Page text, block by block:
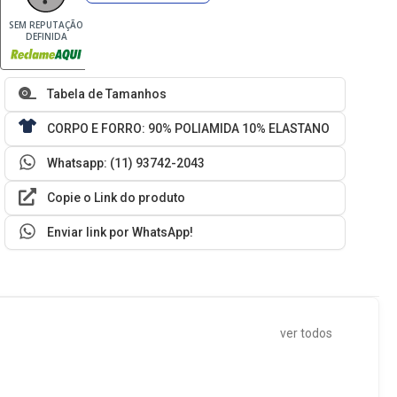
SEM REPUTAÇÃO
DEFINIDA
Tabela de Tamanhos
CORPO E FORRO: 90% POLIAMIDA 10% ELASTANO
Whatsapp: (11) 93742-2043
Copie o Link do produto
Enviar link por WhatsApp!
ver todos